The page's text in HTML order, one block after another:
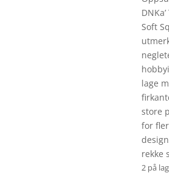
Soft
lage
store
for
rekke
2 på